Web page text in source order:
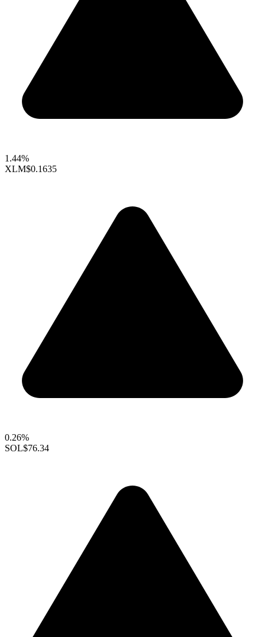
1.44%
XLM$0.1635
0.26%
SOL$76.34